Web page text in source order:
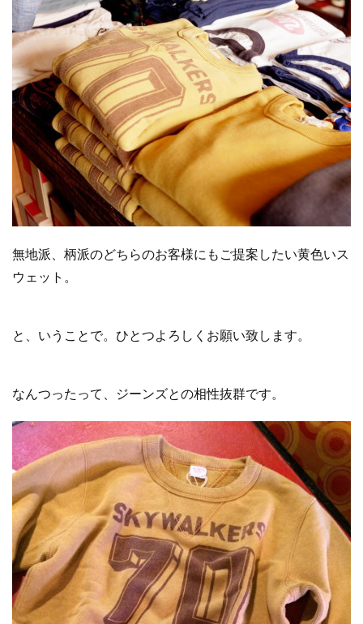
無地派、柄派のどちらのお客様にもご提案したい黄色いス
ウェット。
と、いうことで。ひとつよろしくお願い致します。
なんつったって、ジーンズとの相性抜群です。